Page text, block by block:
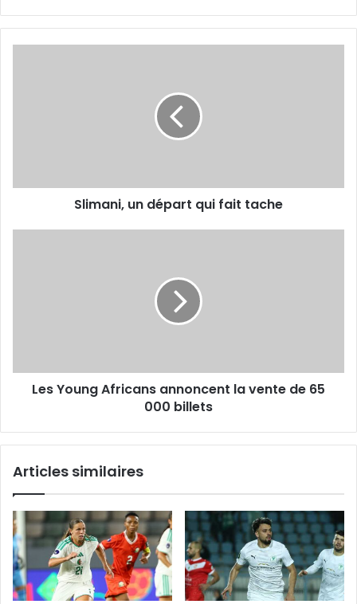
Slimani, un départ qui fait tache
000
billetsLes Young Africans annoncent la vente de 65
000 billets
Articles similaires